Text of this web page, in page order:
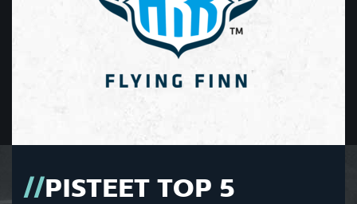
PISTEET TOP 5